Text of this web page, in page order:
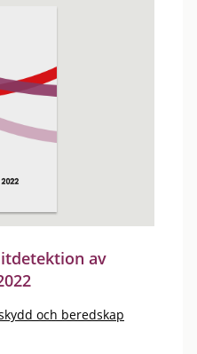
av
och beredskap